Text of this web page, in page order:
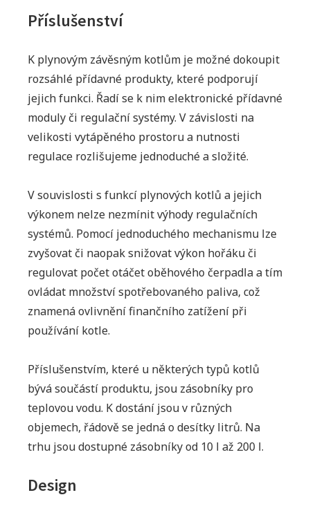
Příslušenství
K plynovým závěsným kotlům je možné dokoupit
rozsáhlé přídavné produkty, které podporují
jejich funkci. Řadí se k nim elektronické přídavné
moduly či regulační systémy. V závislosti na
velikosti vytápěného prostoru a nutnosti
regulace rozlišujeme jednoduché a složité.
V souvislosti s funkcí plynových kotlů a jejich
výkonem nelze nezmínit výhody regulačních
systémů. Pomocí jednoduchého mechanismu lze
zvyšovat či naopak snižovat výkon hořáku či
regulovat počet otáčet oběhového čerpadla a tím
ovládat množství spotřebovaného paliva, což
znamená ovlivnění finančního zatížení při
používání kotle.
Příslušenstvím, které u některých typů kotlů
bývá součástí produktu, jsou zásobníky pro
teplovou vodu. K dostání jsou v různých
objemech, řádově se jedná o desítky litrů. Na
trhu jsou dostupné zásobníky od 10 l až 200 l.
Design